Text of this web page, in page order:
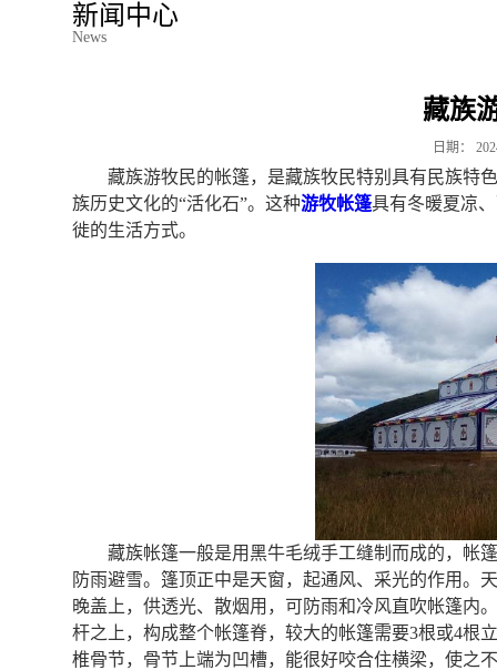
新闻中心
News
藏族
日期：
藏族游牧民的帐篷，是藏族牧民特别具有民族特
族历史文化的“活化石”。这种游牧帐篷具有冬暖夏凉
徙的生活方式。
藏族帐篷一般是用黑牛毛绒手工缝制而成的，帐
防雨避雪。篷顶正中是天窗，起通风、采光的作用。
晚盖上，供透光、散烟用，可防雨和冷风直吹帐篷内
杆之上，构成整个帐篷脊，较大的帐篷需要3根或4根
椎骨节，骨节上端为凹槽，能很好咬合住横梁，使之